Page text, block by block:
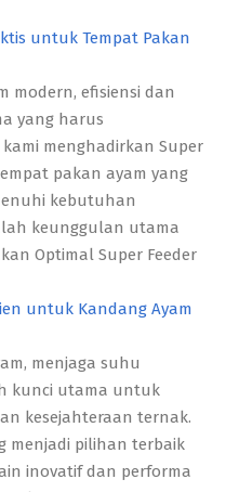
untuk Tempat Pakan
modern, efisiensi dan
yang harus
menghadirkan Super
pakan ayam yang
kebutuhan
keunggulan utama
Optimal Super Feeder
untuk Kandang Ayam
menjaga suhu
kunci utama untuk
kesejahteraan ternak.
menjadi pilihan terbaik
inovatif dan performa